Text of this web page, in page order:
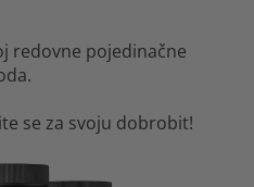
redovne pojedinačne
se za svoju dobrobit!